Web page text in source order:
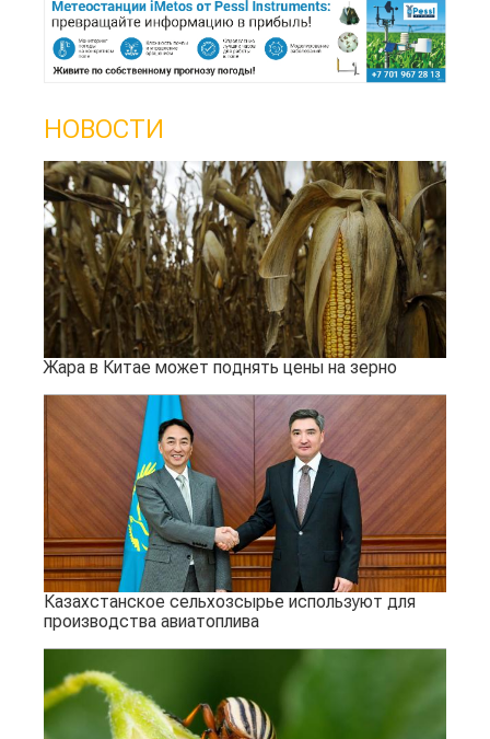
НОВОСТИ
Жара в Китае может поднять цены на зерно
Казахстанское сельхозсырье используют для
производства авиатоплива